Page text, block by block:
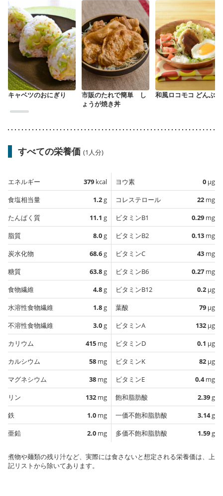
キャベツのおにぎり
市販のたれで簡単 し
ょうが焼き丼
和風ロコモコ どんぶり
すべての栄養価 (1人分)
エネルギー 379 kcal
食塩相当量
1.2g
たんぱく質
11.1 g
脂質
8.0g
炭水化物
68.6g
糖質
63.8g
食物繊維
4.8g
水溶性食物繊維
1.8g
不溶性食物繊維
3.0g
カリウム
415 mg
カルシウム
58 mg
マグネシウム
38 mg
リン
132 mg
鉄
1.0 mg
亜鉛
2.0 mg
ヨウ素 0 µg
コレステロール
22 mg
ビタミンB1
0.29 mg
ビタミンB2
0.13 mg
ビタミンC
43 mg
ビタミンB6
0.27 mg
ビタミンB12
0.2 µg
葉酸
79 µg
ビタミンA
132 µg
ビタミンD
0.1 µg
ビタミンK
82 µg
ビタミンE
0.4mg
飽和脂肪酸
2.39g
一価不飽和脂肪酸
3.14g
多価不飽和脂肪酸
1.59g
煮物や麺類の残り汁など、実際には食さないと想定される栄養価は、上
記リストから除いてあります。